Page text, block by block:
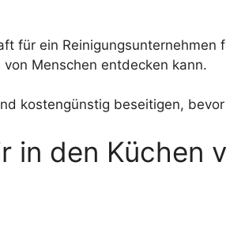
für ein
Menschen entdecken kann.
kostengünstig beseitigen,
in den Küchen